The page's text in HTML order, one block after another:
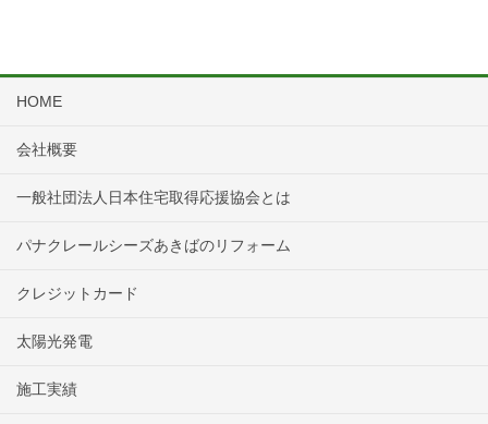
HOME
会社概要
一般社団法人日本住宅取得応援協会とは
パナクレールシーズあきばのリフォーム
クレジットカード
太陽光発電
施工実績